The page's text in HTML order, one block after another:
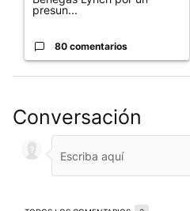
presun...
80 comentarios
Conversación